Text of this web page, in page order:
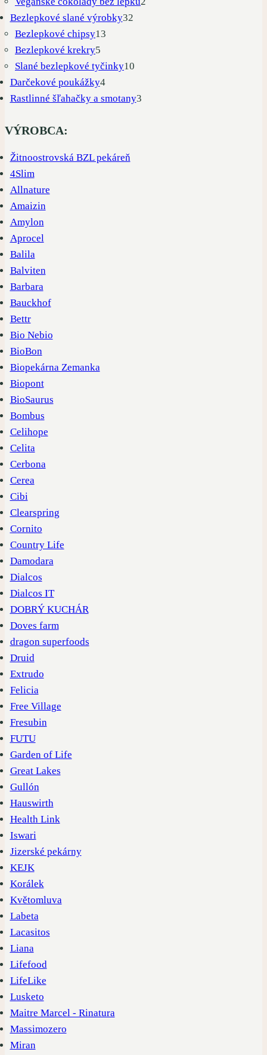
Bezlepkové slané výrobky3232
Bezlepkové chipsy13
Bezlepkové krekry5
produktov
Slané bezlepkové tyčinky10
Darčekové poukážky44
produkty
Rastlinné šľahačky a smotany33
VÝROBCA:
Žitnoostrovská BZL pekáreň
4Slim
Allnature
Amaizin
Amylon
Aprocel
Balila
Balviten
Barbara
Bauckhof
Bettr
Bio Nebio
BioBon
Biopekárna Zemanka
Biopont
BioSaurus
Bombus
Celihope
Celita
Cerbona
Cerea
Cibi
Clearspring
Cornito
Country Life
Damodara
Dialcos
Dialcos IT
DOBRÝ KUCHÁR
Doves farm
dragon superfoods
Druid
Extrudo
Felicia
Free Village
Fresubin
FUTU
Garden of Life
Great Lakes
Gullón
Hauswirth
Health Link
Iswari
Jizerské pekárny
KEJK
Korálek
Květomluva
Labeta
Lacasitos
Liana
Lifefood
LifeLike
Lusketo
Maitre Marcel - Rinatura
Massimozero
Miran